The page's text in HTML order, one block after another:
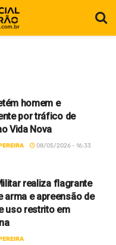
homem e
por tráfico de
Vida Nova
08/05/2026 - 16:33
realiza flagrante
arma e apreensão de
uso restrito em